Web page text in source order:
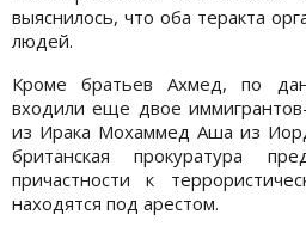
выяснилось, что оба теракта
людей.
Кроме братьев Ахмед, по
входили еще двое
из Ирака Мохаммед Аша из
британская прокуратура
причастности к
находятся под арестом.